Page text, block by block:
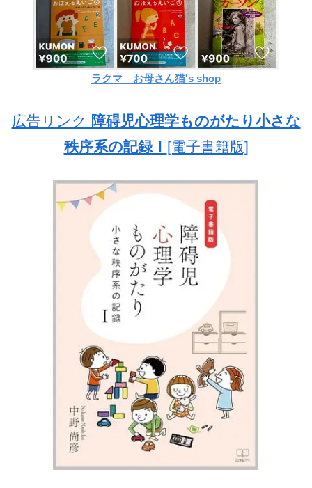
ラクマ お母さん猫's shop
広告リンク 障碍児心理学ものがたり小さな
秩序系の記録Ⅰ [電子書籍版]